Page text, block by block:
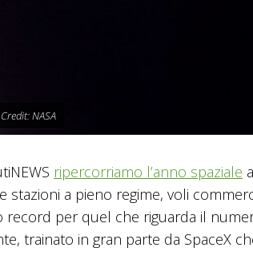
NASA
ripercorriamo l’anno spaziale
stazioni a pieno regime, voli
record per quel che riguarda il
trainato in gran parte da SpaceX